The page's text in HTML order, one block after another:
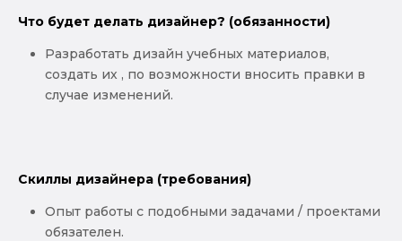
Что будет делать дизайнер? (обязанности)
Разработать дизайн учебных материалов,
создать их , по возможности вносить правки в
случае изменений.
Скиллы дизайнера (требования)
Опыт работы с подобными задачами / проектами
обязателен.